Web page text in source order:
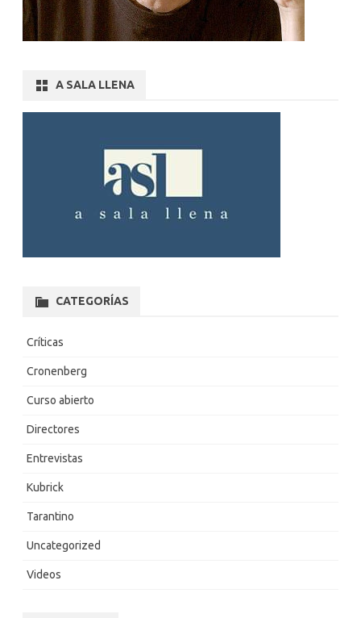
A SALA LLENA
CATEGORÍAS
Críticas
Cronenberg
Curso abierto
Directores
Entrevistas
Kubrick
Tarantino
Uncategorized
Videos